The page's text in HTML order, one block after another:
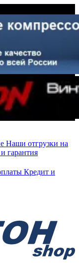
Наши отгрузки на
гарантия
Кредит и